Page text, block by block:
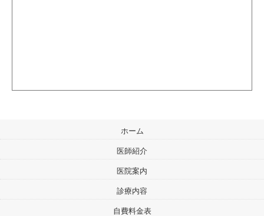
ホーム
医師紹介
医院案内
診療内容
自費料金表